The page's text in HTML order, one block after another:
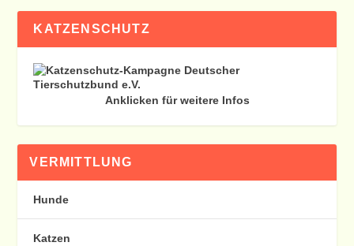
KATZENSCHUTZ
Anklicken für weitere Infos
VERMITTLUNG
Hunde
Katzen